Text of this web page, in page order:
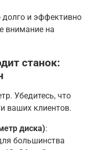
и эффективно
внимание на
станок:
Убедитесь, что
ваших клиентов.
диска):
большинства